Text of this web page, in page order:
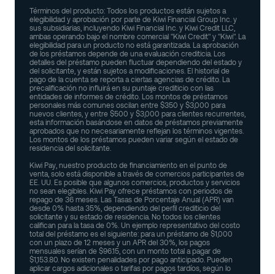
Términos del producto: Todos los productos están sujetos a
elegibilidad y aprobación por parte de Kiwi Financial Group Inc. y
sus subsidiarias, incluyendo Kiwi Financial Inc. y Kiwi Credit LLC,
ambas operando bajo el nombre comercial "Kiwi Credit" y "Kiwi". La
elegibilidad para un producto no está garantizada. La aprobación
de los préstamos depende de una evaluación crediticia. Los
detalles del préstamo pueden fluctuar dependiendo del estado y
del solicitante, y están sujetos a modificaciones. El historial de
pago de la cuenta se reporta a ciertas agencias de crédito. La
precalificación no influirá en su puntaje crediticio con las
entidades de informes de crédito. Los montos de préstamos
personales más comunes oscilan entre $350 y $3,000 para
nuevos clientes, y entre $500 y $3,000 para clientes recurrentes,
esta información basándose en datos de préstamos previamente
aprobados que no necesariamente reflejan los términos vigentes.
Los montos de los préstamos pueden variar según el estado de
residencia del solicitante.
Kiwi Pay, nuestro producto de financiamiento en el punto de
venta, solo está disponible a través de comercios participantes de
EE. UU. Es posible que algunos comercios, productos y servicios
no sean elegibles. Kiwi Pay ofrece préstamos con periodos de
repago de 36 meses. Las Tasas de Porcentaje Anual (APR) van
desde 0% hasta 35%, dependiendo del perfil crediticio del
solicitante y su estado de residencia. No todos los clientes
califican para la tasa de 0%. Un ejemplo representativo del costo
total del préstamo es el siguiente: para un préstamo de $1,000
con un plazo de 12 meses y un APR del 30%, los pagos
mensuales serían de $96.15, con un monto total a pagar de
$1,153.80. No existen penalidades por pago anticipado. Pueden
aplicar cargos adicionales o tarifas por pagos tardíos, según lo